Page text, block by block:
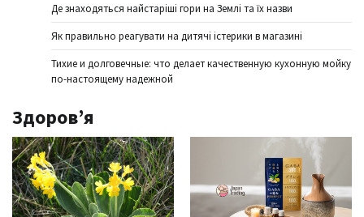
Де знаходяться найстаріші гори на Землі та їх назви
Як правильно реагувати на дитячі істерики в магазині
Тихие и долговечные: что делает качественную кухонную мойку
по-настоящему надежной
Здоров’я